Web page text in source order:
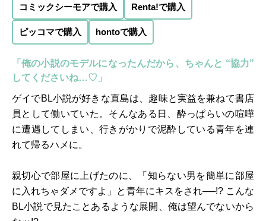
コミックシーモアで購入 Renta!で購入
ピッコマで購入 hontoで購入
「俺の小説のモデルになったんだから、ちゃんと “協力”
してくださいね…♡」
ゲイでBL小説が好きな直島は、趣味と実益を兼ねて書店
員として働いていた。そんなある日、酔っぱらいの喧嘩
に遭遇してしまい、行きがかりで泥酔している青年を連
れて帰るハメに。
親切心で部屋に上げたのに、「知らない男を簡単に部屋
に入れちゃダメですよ」と青年にキスをされ──!? こんな
BL小説で見たことあるような展開、俺は望んでないから